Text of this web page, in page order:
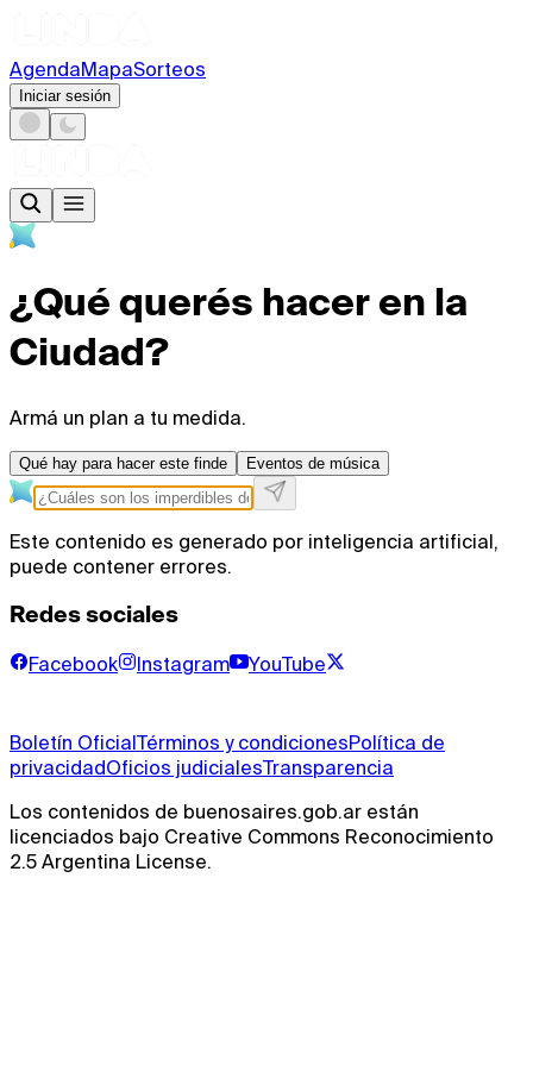
AgendaMapaSorteos
Iniciar sesión
¿Qué querés hacer en la
Ciudad?
Armá un plan a tu medida.
Qué hay para hacer este finde Eventos de música
Este contenido es generado por inteligencia artificial,
puede contener errores.
Redes sociales
Facebook Instagram YouTube
Boletín OficialTérminos y condicionesPolítica de
privacidadOficios judicialesTransparencia
Los contenidos de buenosaires.gob.ar están
licenciados bajo Creative Commons Reconocimiento
2.5 Argentina License.